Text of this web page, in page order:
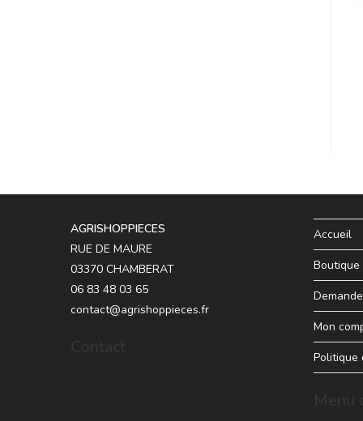
AGRISHOPPIECES
RUE DE MAURE
03370 CHAMBERAT
06 83 48 03 65
contact@agrishoppieces.fr
Accueil
Boutique
Mon
Politique